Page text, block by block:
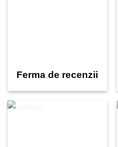
Ferma de recenzii